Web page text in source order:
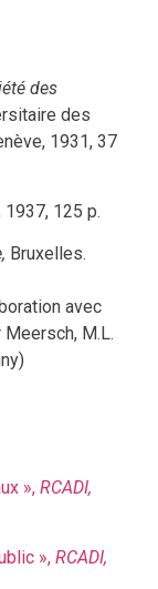
des
des
1931, 37
1937, 125 p.
Bruxelles.
avec
Meersch, M.L.
», RCADI,
», RCADI,